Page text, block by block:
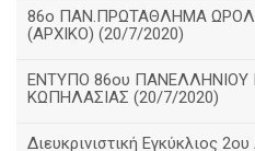
86o ΠΑΝ.ΠΡΩΤΑΘΛΗΜΑ
(ΑΡΧΙΚΟ) (20/7/2020)
ΕΝΤΥΠΟ 86ου
ΚΩΠΗΛΑΣΙΑΣ (20/7/2020)
Διευκρινιστική Εγκύκλιος